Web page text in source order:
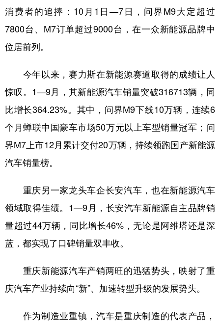
消费者的追捧：10月1日—7日，问界M9大定超过
7800台、M7订单超过9000台，在一众新能源品牌中
位居前列。
今年以来，赛力斯在新能源赛道取得的成绩让人
惊叹。1—9月，其新能源汽车销量突破316713辆，同
比增长364.23%。其中，问界M9下线10万辆，连续6
个月蝉联中国豪车市场50万元以上车型销量冠军；问
界M7上市12月累计交付20万辆，持续领跑国产新能源
汽车销量榜。
重庆另一家龙头车企长安汽车，也在新能源汽车
领域取得佳绩。1—9月，长安汽车新能源自主品牌销
量超过44万辆，同比增长46%，无论是阿维塔还是深
蓝，都实现了口碑销量双丰收。
重庆新能源汽车产销两旺的迅猛势头，映射了重
庆汽车产业持续向“新”、加速转型升级的发展势头。
作为制造业重镇，汽车是重庆制造的代表产品，